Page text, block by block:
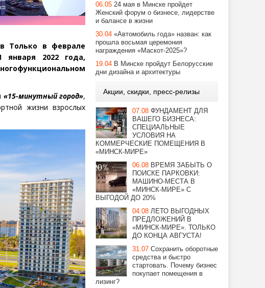
Только в феврале
января 2022 года,
«15-минутный город»,
жизни взрослых
06.05 24 мая в Минске пройдет
Женский форум о бизнесе, лидерстве
и балансе в жизни
30.04 «Автомобиль года» назван: как
прошла восьмая церемония
награждения «Маскот-2025»?
19.04 В Минске пройдут Белорусские
дни дизайна и архитектуры
Акции, скидки, пресс-релизы
07.08 ФУНДАМЕНТ ДЛЯ
ВАШЕГО БИЗНЕСА:
СПЕЦИАЛЬНЫЕ
УСЛОВИЯ НА
КОММЕРЧЕСКИЕ ПОМЕЩЕНИЯ В
«МИНСК-МИРЕ»
06.08 ВРЕМЯ ЗАБЫТЬ О
ПОИСКЕ ПАРКОВКИ:
МАШИНО-МЕСТА В
«МИНСК-МИРЕ» С
ВЫГОДОЙ ДО 20%
04.08 ЛЕТО ВЫГОДНЫХ
ПРЕДЛОЖЕНИЙ В
«МИНСК-МИРЕ». ТОЛЬКО
ДО КОНЦА АВГУСТА!
31.07 Сохранить оборотные
средства и быстро
стартовать. Почему бизнес
покупает помещения в
лизинг?